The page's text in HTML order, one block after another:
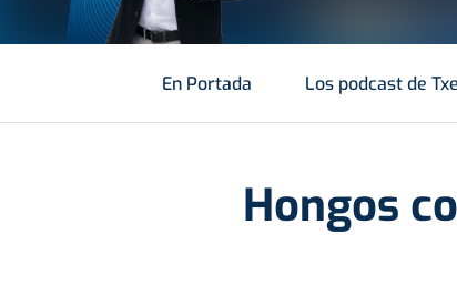
En Portada Los podcast de
Hongos